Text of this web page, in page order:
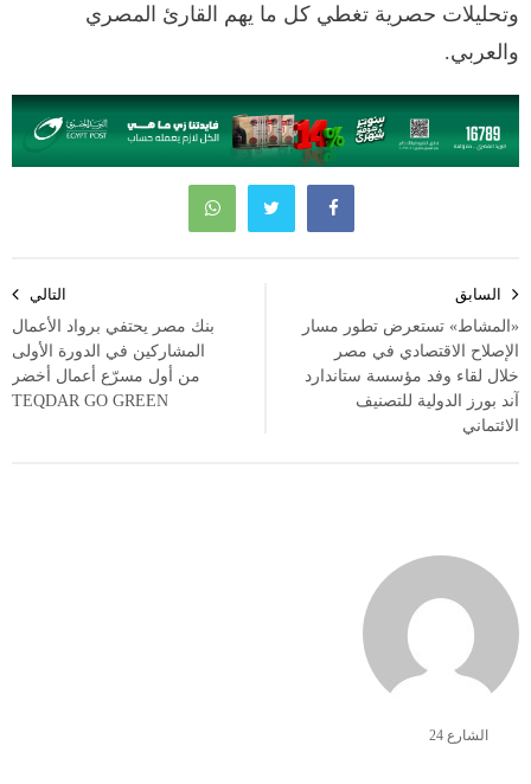
وتحليلات حصرية تغطي كل ما يهم القارئ المصري
والعربي.
المقالات
السابق
«المشاط» تستعرض تطور مسار
الإصلاح الاقتصادي في مصر
خلال لقاء وفد مؤسسة ستاندارد
آند بورز الدولية للتصنيف
الائتماني
التالي
بنك مصر يحتفي برواد الأعمال
المشاركين في الدورة الأولى
من أول مسرّع أعمال أخضر
TEQDAR GO GREEN
الشارع 24